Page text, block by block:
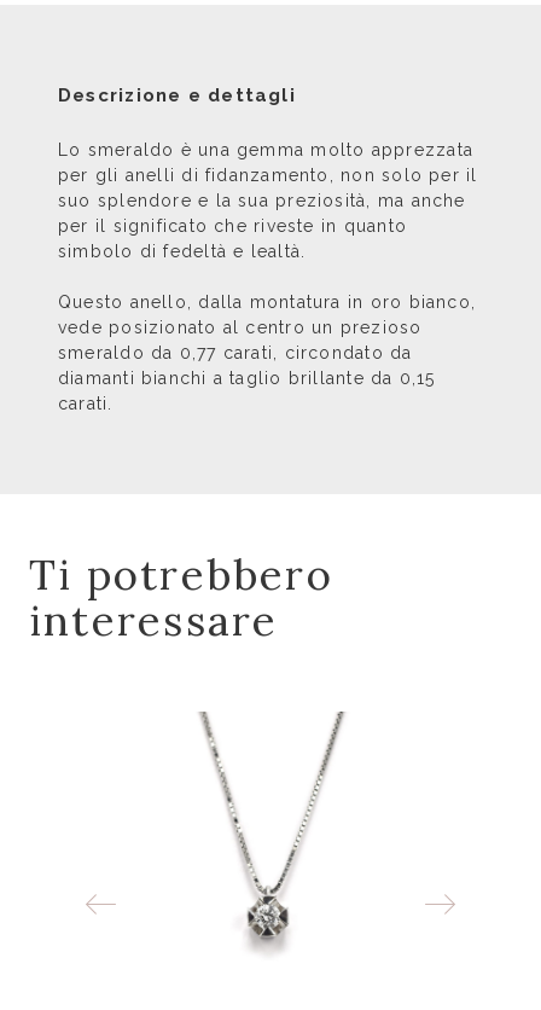
Descrizione e dettagli
Lo smeraldo è una gemma molto apprezzata
per gli anelli di fidanzamento, non solo per il
suo splendore e la sua preziosità, ma anche
per il significato che riveste in quanto
simbolo di fedeltà e lealtà.
Questo anello, dalla montatura in oro bianco,
vede posizionato al centro un prezioso
smeraldo da 0,77 carati, circondato da
diamanti bianchi a taglio brillante da 0,15
carati.
Ti potrebbero
interessare